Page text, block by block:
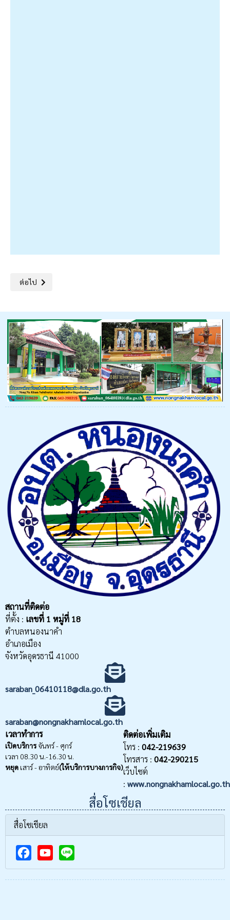
เนื้อหาถัดไป: แบบฟอร์มลงทะเบียนขอรับถังขยะและบริการจัดเก็บขยะมู
ต่อไป
สถานที่ติดต่อ
ที่ตั้ง : เลขที่ 1 หมู่ที่ 18
ตำบลหนองนาคำ
อำเภอเมือง
จังหวัดอุดรธานี 41000
saraban_06410118@dla.go.th
saraban@nongnakhamlocal.go.th
เวลาทำการ
เปิดบริการจันทร์ - ศุกร์
เวลา 08.30 น.-16.30 น.
หยุด เสาร์ - อาทิตย์(ให้บริการบางภารกิจ)
ติดต่อเพิ่มเติม
โทร : 042-219639
โทรสาร : 042-290215
เว็บไซต์
: www.nongnakhamlocal.go.th
สื่อโซเชียล
สื่อโซเชียล
F
a
Y
o